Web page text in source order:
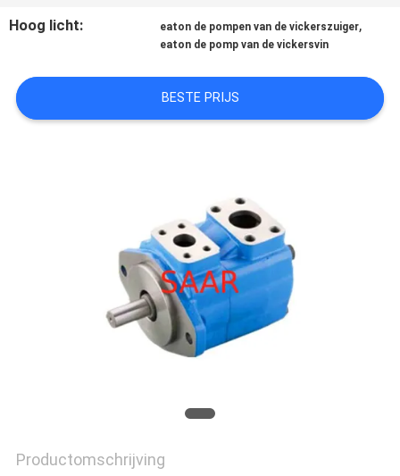
SITEMAP
PRIVACY
POLICY
Hoog licht: eaton de pompen van de vickerszuiger,
eaton de pomp van de vickersvin
BESTE PRIJS
Productomschrijving